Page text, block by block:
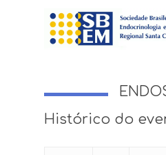
Histórico do